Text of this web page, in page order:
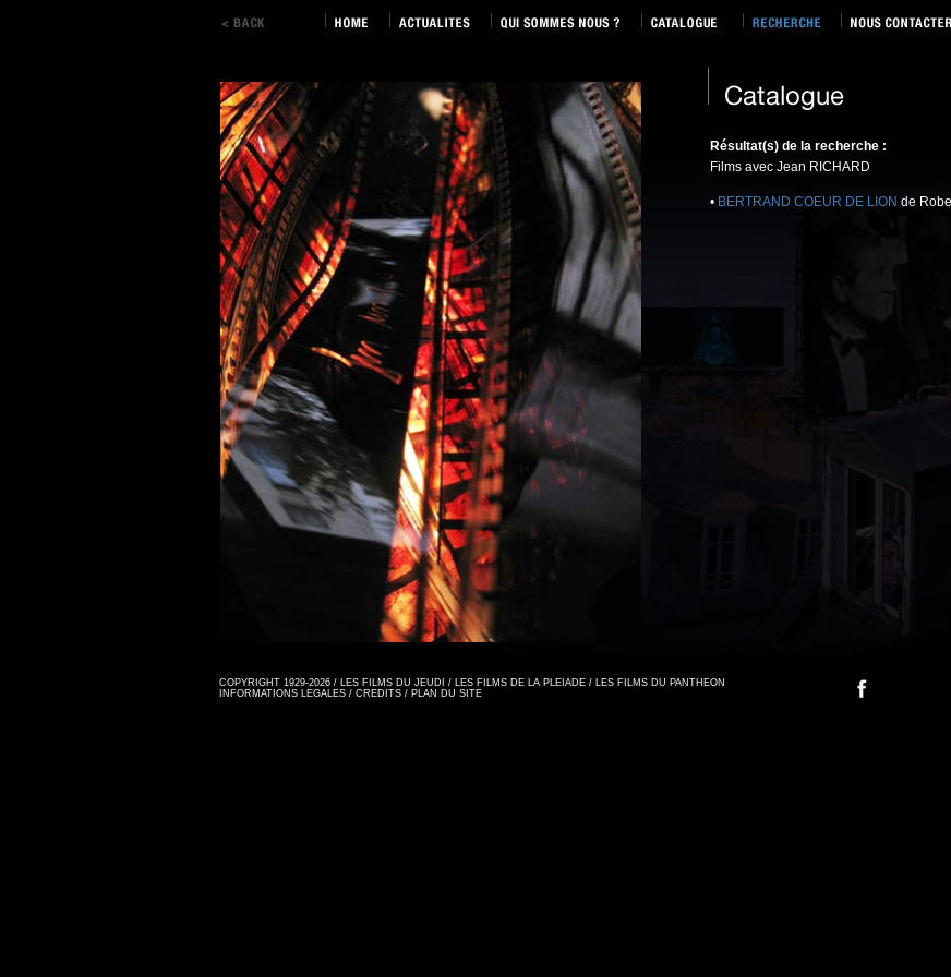
Résultat(s) de la recherche :
Films avec Jean RICHARD
• BERTRAND COEUR DE LION de
COPYRIGHT 1929-2026 / LES FILMS DU JEUDI / LES FILMS DE LA PLEIADE / LES FILMS DU PANTHEON
INFORMATIONS LEGALES / CREDITS / PLAN DU SITE